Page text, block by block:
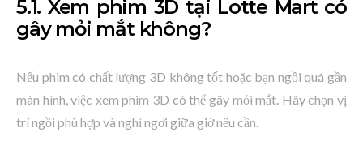
5.1. Xem phim 3D tại Lotte Mart có
gây mỏi mắt không?
Nếu phim có chất lượng 3D không tốt hoặc bạn ngồi quá gần
màn hình, việc xem phim 3D có thể gây mỏi mắt. Hãy chọn vị
trí ngồi phù hợp và nghỉ ngơi giữa giờ nếu cần.